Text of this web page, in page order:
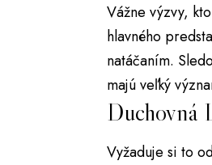
Vážne výzvy,
hlavného
natáčaním.
majú veľký
Duchovná
Vyžaduje si to